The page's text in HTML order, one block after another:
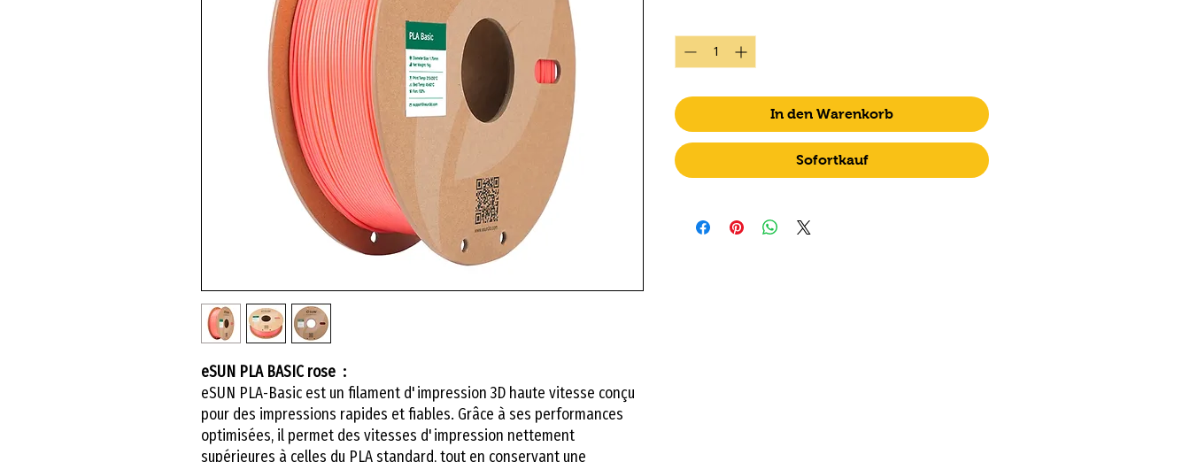
eSUN PLA BASIC rose :
eSUN PLA-Basic est un filament d'impression 3D haute vitesse conçu
pour des impressions rapides et fiables. Grâce à ses performances
optimisées, il permet des vitesses d'impression nettement
supérieures à celles du PLA standard, tout en conservant une
In den Warenkorb
Sofortkauf